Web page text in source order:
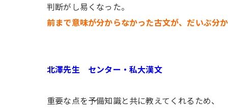
判断がし易くなった。
前まで意味が分からなかった古文が、だいぶ分
北澤先生 センター・私大漢文
重要な点を予備知識と共に教えてくれるため、